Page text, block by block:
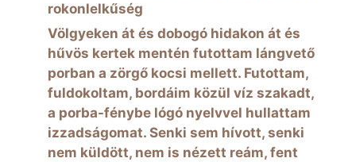
rokonlelkűség
Völgyeken át és dobogó hidakon át és
hűvös kertek mentén futottam lángvető
porban a zörgő kocsi mellett. Futottam,
fuldokoltam, bordáim közül víz szakadt,
a porba-fénybe lógó nyelvvel hullattam
izzadságomat. Senki sem hívott, senki
nem küldött, nem is nézett reám, fent